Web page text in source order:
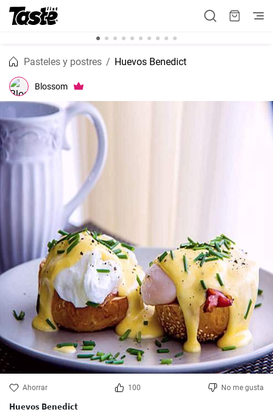
Pasteles y postres Huevos Benedict
Blossom
Ahorrar 100 No me gusta
Huevos Benedict